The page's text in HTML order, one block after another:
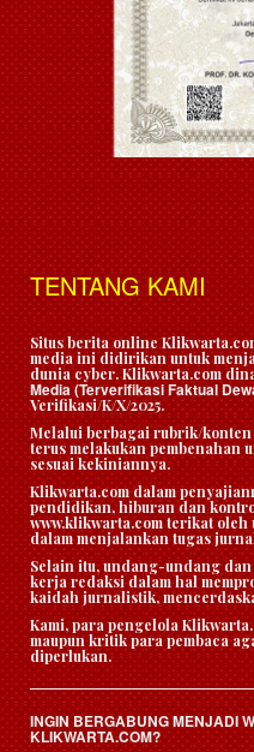
TENTANG KAMI
Situs berita online
media ini didirikan untuk
dunia cyber. Klikwarta.com
Media (Terverifikasi Faktual
Verifikasi/K/X/2025.
Melalui berbagai rubrik/
terus melakukan pembenahan
sesuai kekiniannya.
Klikwarta.com dalam
pendidikan, hiburan dan
www.klikwarta.com terikat
dalam menjalankan tugas
Selain itu, undang-undang
kerja redaksi dalam hal
kaidah jurnalistik,
Kami, para pengelola
maupun kritik para pembaca
diperlukan.
INGIN BERGABUNG MENJADI
KLIKWARTA.COM?